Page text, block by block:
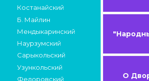
Костанайский
Б. Майлин
Мендыкаринский
Наурзумский
Сарыкольский
Узункольский
Федоровский
О